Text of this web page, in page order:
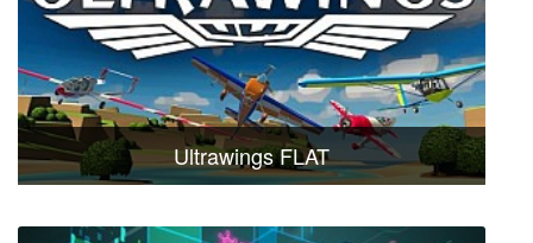
Ultrawings FLAT